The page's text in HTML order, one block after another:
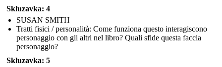
Skluzavka: 4
SUSAN SMITH
Tratti fisici / personalità: Come funziona questo interagiscono
personaggio con gli altri nel libro? Quali sfide questa faccia
personaggio?
Skluzavka: 5